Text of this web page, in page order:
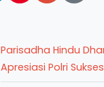
Parisadha Hindu
Apresiasi Polri